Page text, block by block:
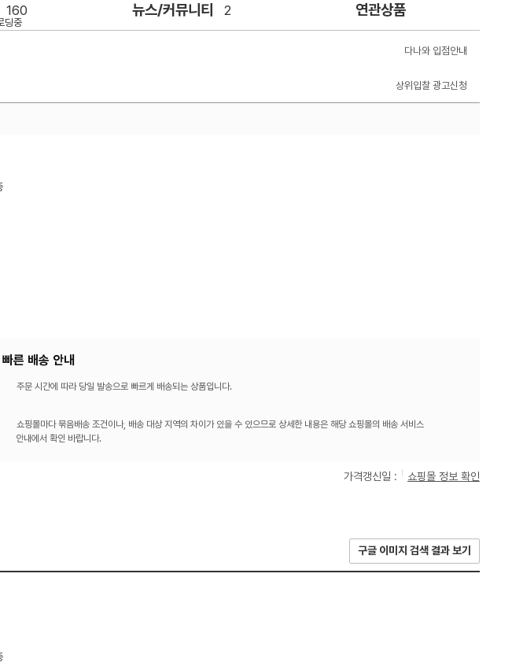
160 뉴스/커뮤니티 2 연관상품
다나와 입점안내
상위입찰 광고신청
빠른 배송 안내
주문 시간에 따라 당일 발송으로 빠르게 배송되는 상품입니다.
쇼핑몰마다 묶음배송 조건이나, 배송 대상 지역의 차이가 있을 수 있으므로 상세한 내용은 해당 쇼핑몰의 배송 서비스
안내에서 확인 바랍니다.
가격갱신일 : 쇼핑몰 정보 확인
구글 이미지 검색 결과 보기